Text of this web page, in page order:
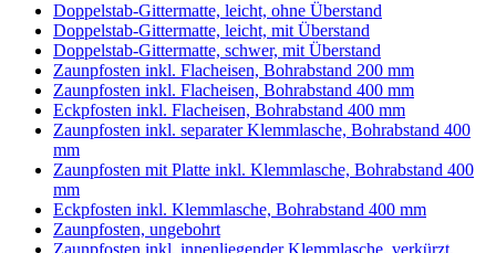
Doppelstab-Gittermatte, leicht, ohne Überstand
Doppelstab-Gittermatte, leicht, mit Überstand
Doppelstab-Gittermatte, schwer, mit Überstand
Zaunpfosten inkl. Flacheisen, Bohrabstand 200 mm
Zaunpfosten inkl. Flacheisen, Bohrabstand 400 mm
Eckpfosten inkl. Flacheisen, Bohrabstand 400 mm
Zaunpfosten inkl. separater Klemmlasche, Bohrabstand 400
mm
Zaunpfosten mit Platte inkl. Klemmlasche, Bohrabstand 400
mm
Eckpfosten inkl. Klemmlasche, Bohrabstand 400 mm
Zaunpfosten, ungebohrt
Zaunpfosten inkl. innenliegender Klemmlasche, verkürzt,